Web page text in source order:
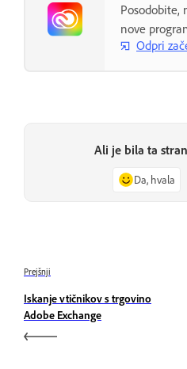
Posodobite,
nove
Odpri
Ali je bila ta
Da, hvala
Prejšnji
Iskanje vtičnikov s trgovino
Adobe Exchange